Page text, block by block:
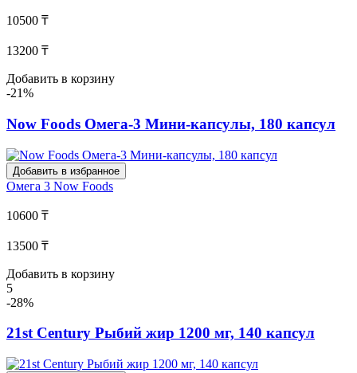
10500 ₸
13200 ₸
Добавить в корзину
-21%
Now Foods Омега-3 Мини-капсулы, 180 капсул
Добавить в избранное
Омега 3 Now Foods
10600 ₸
13500 ₸
Добавить в корзину
5
-28%
21st Century Рыбий жир 1200 мг, 140 капсул